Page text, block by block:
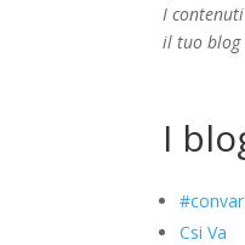
I
il tuo
I
Csi Va